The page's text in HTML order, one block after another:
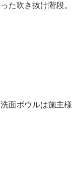
た吹き抜け階段。
面ボウルは施主様